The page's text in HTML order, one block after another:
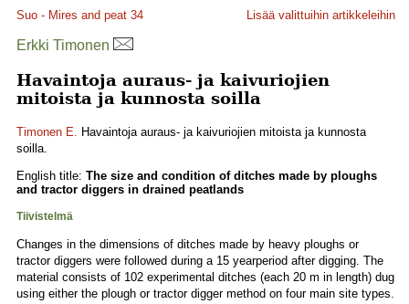
Suo - Mires and peat 34 Lisää valittuihin artikkeleihin
Erkki Timonen
Havaintoja auraus- ja kaivuriojien
mitoista ja kunnosta soilla
Timonen E. Havaintoja auraus- ja kaivuriojien mitoista ja kunnosta
soilla.
English title: The size and condition of ditches made by ploughs
and tractor diggers in drained peatlands
Tiivistelmä
Changes in the dimensions of ditches made by heavy ploughs or
tractor diggers were followed during a 15 yearperiod after digging. The
material consists of 102 experimental ditches (each 20 m in length) dug
using either the plough or tractor digger method on four main site types.